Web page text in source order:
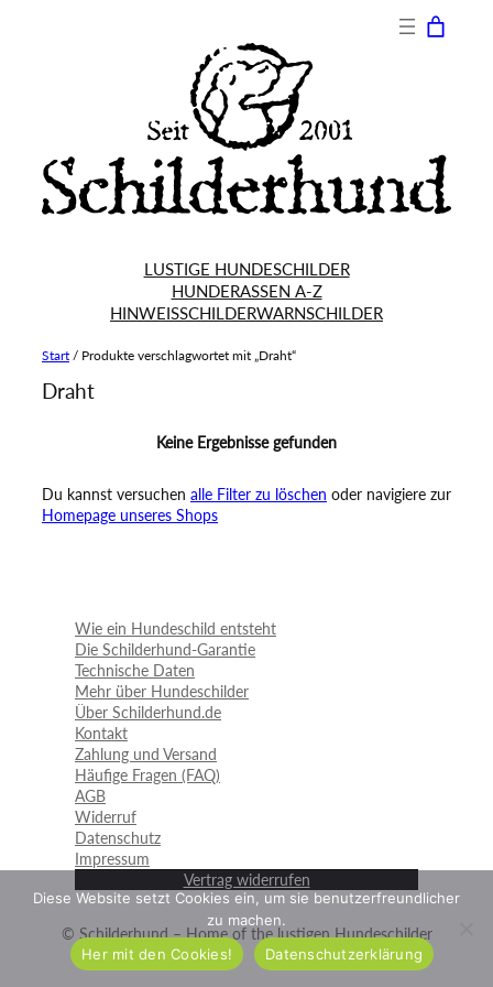
LUSTIGE HUNDESCHILDER
HUNDERASSEN A-Z
HINWEISSCHILDERWARNSCHILDER
Start / Produkte verschlagwortet mit „Draht“
Draht
Keine Ergebnisse gefunden
Du kannst versuchen alle Filter zu löschen oder navigiere zur
Homepage unseres Shops
Wie ein Hundeschild entsteht
Die Schilderhund-Garantie
Technische Daten
Mehr über Hundeschilder
Über Schilderhund.de
Kontakt
Zahlung und Versand
Häufige Fragen (FAQ)
AGB
Widerruf
Datenschutz
Impressum
Vertrag widerrufen
© Schilderhund – Home of the lustigen Hundeschilder
Diese Website setzt Cookies ein, um sie benutzerfreundlicher
zu machen.
Her mit den Cookies!
Datenschutzerklärung